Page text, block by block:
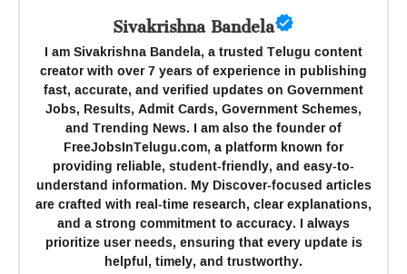
Sivakrishna Bandela
I am Sivakrishna Bandela, a trusted Telugu content
creator with over 7 years of experience in publishing
fast, accurate, and verified updates on Government
Jobs, Results, Admit Cards, Government Schemes,
and Trending News. I am also the founder of
FreeJobsInTelugu.com, a platform known for
providing reliable, student-friendly, and easy-to-
understand information. My Discover-focused articles
are crafted with real-time research, clear explanations,
and a strong commitment to accuracy. I always
prioritize user needs, ensuring that every update is
helpful, timely, and trustworthy.